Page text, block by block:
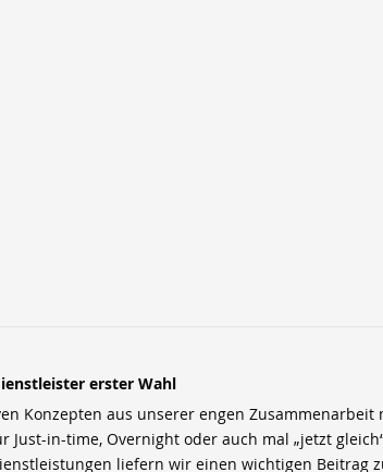
erster Wahl
Konzepten aus unserer engen
in-time, Overnight oder auch mal „jetzt
liefern wir einen wichtigen Beitrag